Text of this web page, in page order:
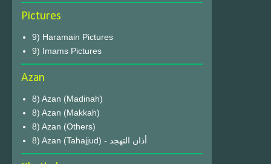
Pictures
9) Haramain Pictures
9) Imams Pictures
Azan
8) Azan (Madinah)
8) Azan (Makkah)
8) Azan (Others)
8) Azan (Tahajjud) - أذان التهجد